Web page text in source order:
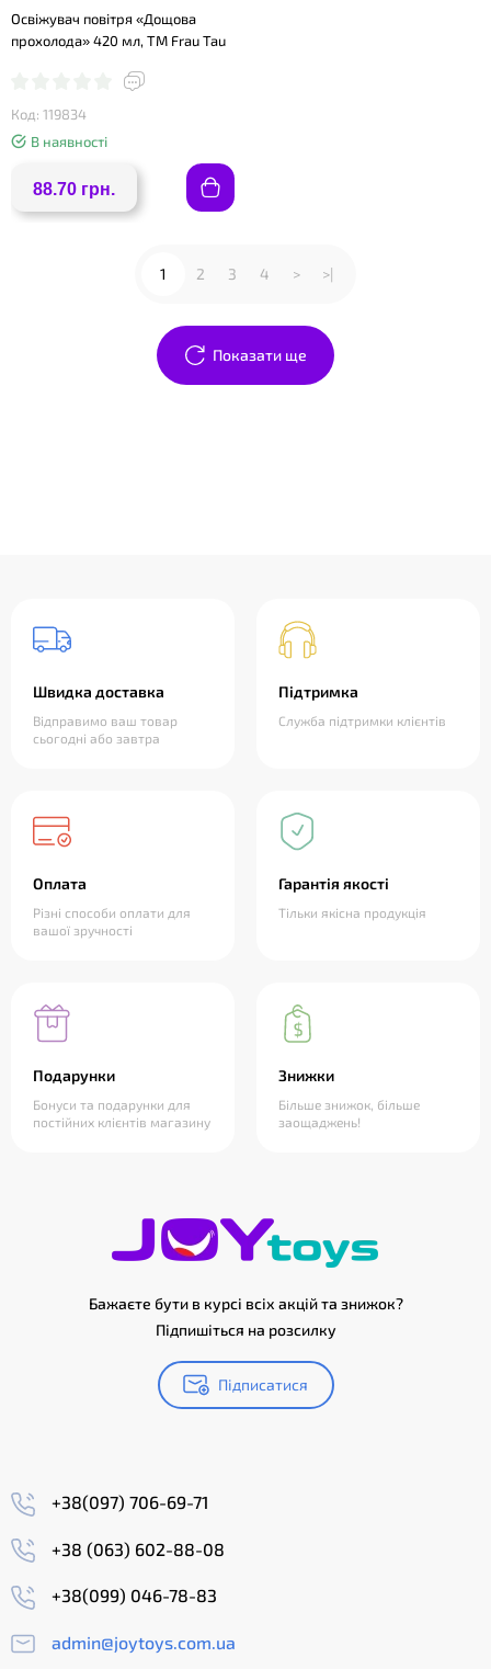
Освіжувач повітря «Дощова
прохолода» 420 мл, ТМ Frau Tau
Код: 119834
В наявності
88.70 грн.
Показати ще
1 2 3 4 > >|
Швидка доставка
Відправимо ваш товар
сьогодні або завтра
Підтримка
Служба підтримки клієнтів
Оплата
Різні способи оплати для
вашої зручності
Гарантія якості
Тільки якісна продукція
Подарунки
Бонуси та подарунки для
постійних клієнтів магазину
Знижки
Більше знижок, більше
заощаджень!
Бажаєте бути в курсі всіх акцій та знижок?
Підпишіться на розсилку
Підписатися
+38(097) 706-69-71
+38 (063) 602-88-08
+38(099) 046-78-83
admin@joytoys.com.ua